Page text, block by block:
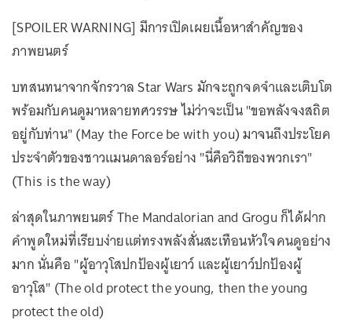
[SPOILER WARNING] มีการเปิดเผยเนื้อหาสำคัญของ
ภาพยนตร์
บทสนทนาจากจักรวาล Star Wars มักจะถูกจดจำและเติบโต
พร้อมกับคนดูมาหลายทศวรรษ ไม่ว่าจะเป็น "ขอพลังจงสถิต
อยู่กับท่าน" (May the Force be with you) มาจนถึงประโยค
ประจำตัวของชาวแมนดาลอร์อย่าง "นี่คือวิถีของพวกเรา"
(This is the way)
ล่าสุดในภาพยนตร์ The Mandalorian and Grogu ก็ได้ฝาก
คำพูดใหม่ที่เรียบง่ายแต่ทรงพลังสั่นสะเทือนหัวใจคนดูอย่าง
มาก นั่นคือ "ผู้อาวุโสปกป้องผู้เยาว์ และผู้เยาว์ปกป้องผู้
อาวุโส" (The old protect the young, then the young
protect the old)